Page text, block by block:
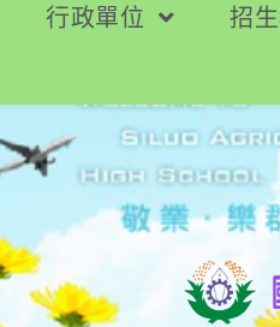
行政單位 招